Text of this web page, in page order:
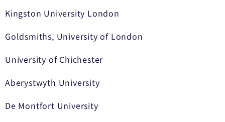
Kingston University London
Goldsmiths, University of London
University of Chichester
Aberystwyth University
De Montfort University